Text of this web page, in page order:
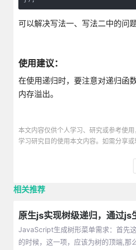
可以解决写法一、写法二中的问题
使用建议：
在使用递归时，要注意对递归函
内存溢出。
本文内容仅供个人学习、研究或参考使
学习研究目的使用本文内容。如需分享
相关推荐
原生js实现树级递归，通过
JavaScript生成树形菜单需求：首先
的时候，这一项，应该为树的顶端,那